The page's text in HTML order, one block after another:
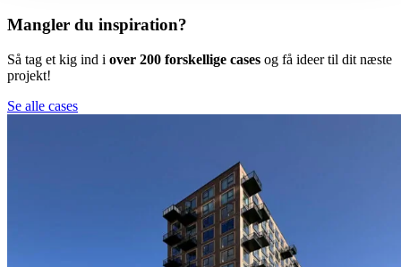
Mangler du inspiration?
Så tag et kig ind i over 200 forskellige cases og få ideer til dit næste
projekt!
Se alle cases